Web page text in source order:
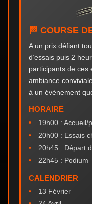
🏁 COURSE
A un prix défiant
d’essais puis 2
participants de ces
ambiance
à un événement
HORAIRE
19h00 : Accueil/
20h00 : Essais
20h45 : Départ
22h45 : Podium
CALENDRIER
13 Février